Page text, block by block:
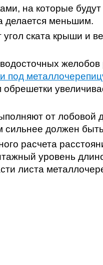
на которые будут
делается меньшим.
ската крыши и
под
обрешетки
от лобовой
сильнее должен
расчета
уровень
листа